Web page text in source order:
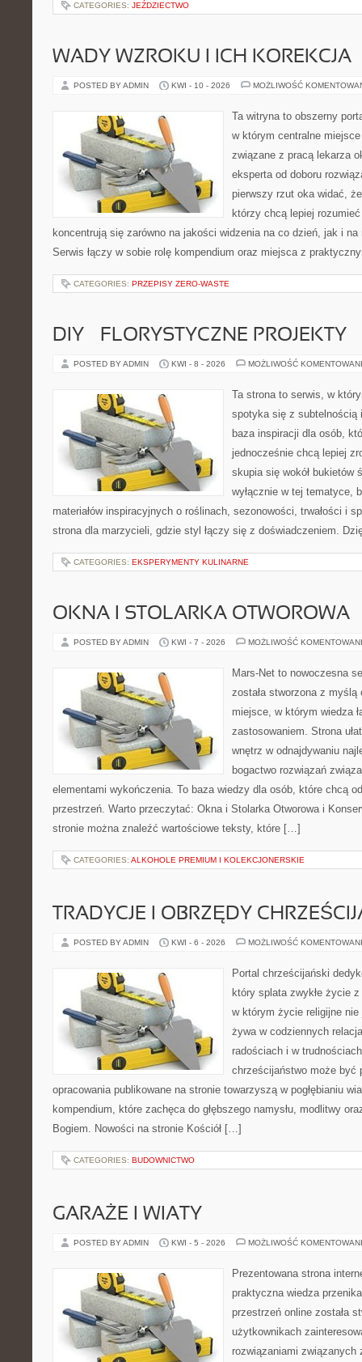
CATEGORIES: JEŹDZIECTWO
WADY WZROKU I ICH KOREKCJA
POSTED BY ADMIN KWI - 10 - 2026 MOŻLIWOŚĆ
Ta witryna to obszerny
w którym centralne
związane z pracą lekarza
eksperta od doboru
pierwszy rzut oka widać,
którzy chcą lepiej
koncentrują się zarówno na jakości widzenia na co dzień, jak i na
Serwis łączy w sobie rolę kompendium oraz miejsca z
CATEGORIES: PRZEPISY ZERO-WASTE
DIY – FLORYSTYCZNE PROJEKTY
POSTED BY ADMIN KWI - 8 - 2026 MOŻLIWOŚĆ
Ta strona to serwis, w
spotyka się z subtelnością
baza inspiracji dla osób,
jednocześnie chcą lepiej
skupia się wokół bukietów
wyłącznie w tej tematyce,
materiałów inspiracyjnych o roślinach, sezonowości, trwałości i
strona dla marzycieli, gdzie styl łączy się z doświadczeniem.
CATEGORIES: EKSPERYMENTY KULINARNE
OKNA I STOLARKA OTWOROWA
POSTED BY ADMIN KWI - 7 - 2026 MOŻLIWOŚĆ
Mars-Net to nowoczesna
została stworzona z
miejsce, w którym wiedza
zastosowaniem. Strona
wnętrz w odnajdywaniu
bogactwo rozwiązań
elementami wykończenia. To baza wiedzy dla osób, które chcą
przestrzeń. Warto przeczytać: Okna i Stolarka Otworowa i
stronie można znaleźć wartościowe teksty, które […]
CATEGORIES: ALKOHOLE PREMIUM I KOLEKCJONERSKIE
TRADYCJE I OBRZĘDY
POSTED BY ADMIN KWI - 6 - 2026 MOŻLIWOŚĆ
Portal chrześcijański
który splata zwykłe życie
w którym życie religijne
żywa w codziennych
radościach i w
chrześcijaństwo może być
opracowania publikowane na stronie towarzyszą w pogłębianiu
kompendium, które zachęca do głębszego namysłu, modlitwy
Bogiem. Nowości na stronie Kościół […]
CATEGORIES: BUDOWNICTWO
GARAŻE I WIATY
POSTED BY ADMIN KWI - 5 - 2026 MOŻLIWOŚĆ
Prezentowana strona
praktyczna wiedza
przestrzeń online została
użytkownikach
rozwiązaniami związanych